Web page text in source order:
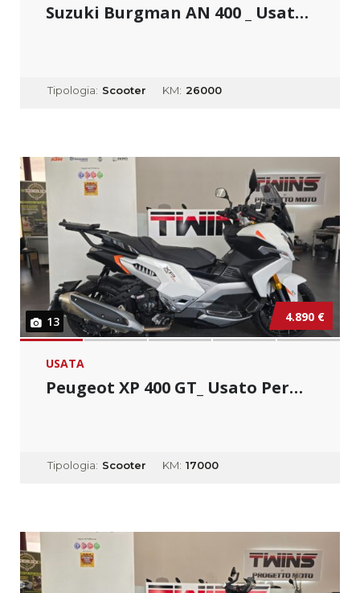
Suzuki Burgman AN 400 _ Usato Permutabile...
Tipologia: Scooter KM: 26000
13 4.890 €
USATA
Peugeot XP 400 GT_ Usato Permutabile
Tipologia: Scooter KM: 17000